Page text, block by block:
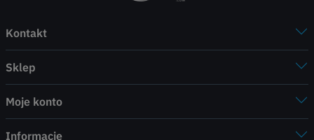
Kontakt
Sklep
Moje konto
Informacje